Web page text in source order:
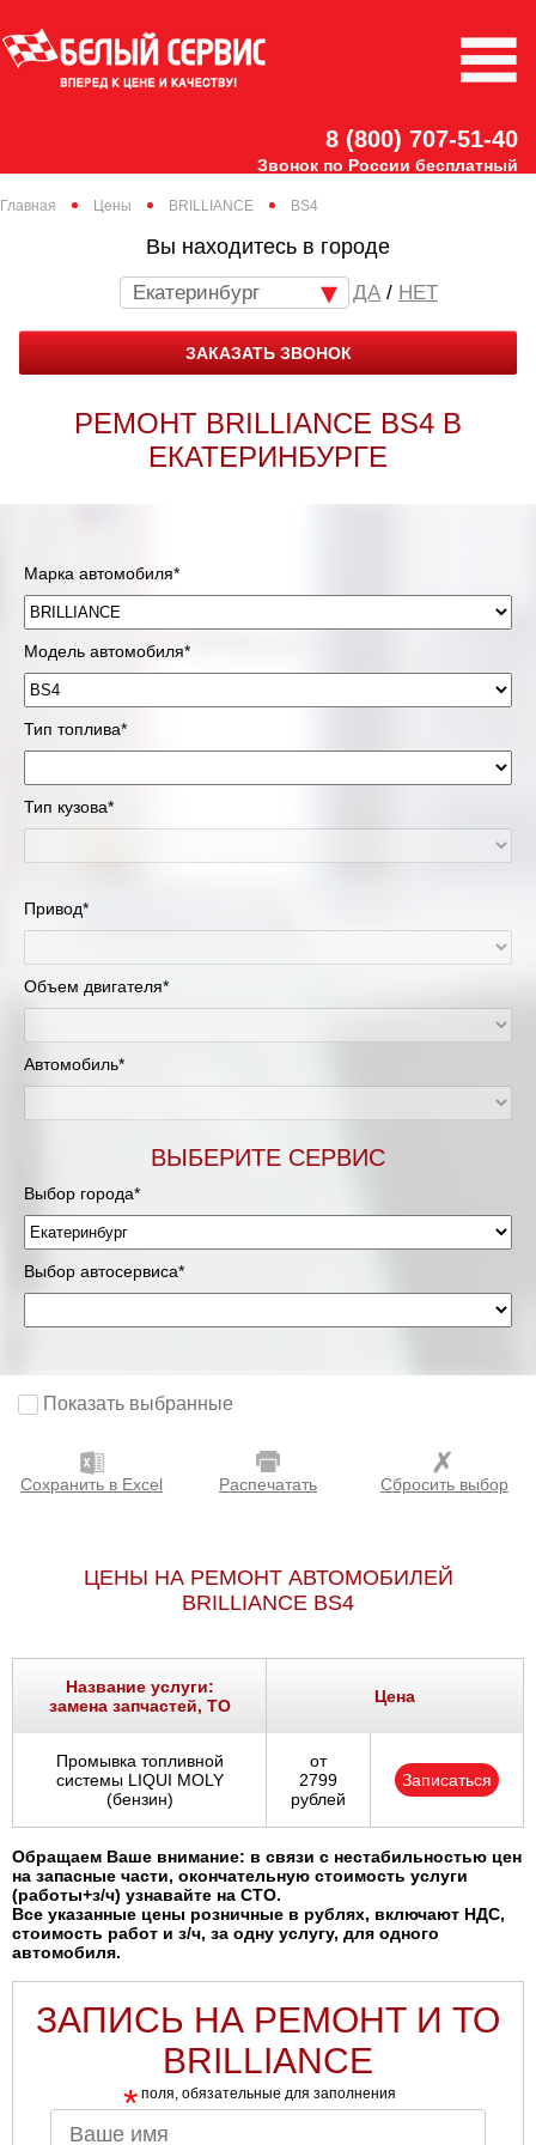
8 (800) 707-51-40
Звонок по России бесплатный
Главная Цены BRILLIANCE BS4
Вы находитесь в городе
Екатеринбург / НЕТ
ЗАКАЗАТЬ ЗВОНОК
РЕМОНТ BRILLIANCE BS4 В
ЕКАТЕРИНБУРГЕ
Марка автомобиля*
Модель автомобиля*
Тип топлива*
Тип кузова*
Привод*
Объем двигателя*
Автомобиль*
ВЫБЕРИТЕ СЕРВИС
Выбор города*
Выбор автосервиса*
Показать выбранные
Сохранить в Excel Распечатать Сбросить выбор
ЦЕНЫ НА РЕМОНТ АВТОМОБИЛЕЙ
BRILLIANCE BS4
Название услуги:
замена запчастей, ТО
Цена
Промывка топливной
системы LIQUI MOLY
(бензин)
от
2799
рублей
Записаться
Обращаем Ваше внимание: в связи с нестабильностью цен
на запасные части, окончательную стоимость услуги
(работы+з/ч) узнавайте на СТО.
Все указанные цены розничные в рублях, включают НДС,
стоимость работ и з/ч, за одну услугу, для одного
автомобиля.
ЗАПИСЬ НА РЕМОНТ И ТО
BRILLIANCE
* поля, обязательные для заполнения